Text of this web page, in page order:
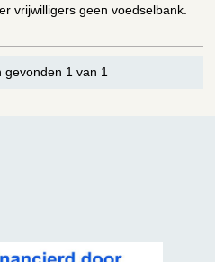
vrijwilligers geen voedselbank.
gevonden 1 van 1